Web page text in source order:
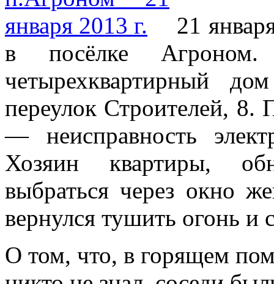
21
в посёлке Агроном.
четырехквартирный
переулок Строителей, 8.
— неисправность
Хозяин квартиры,
выбраться через окно
вернулся тушить огонь и
О том, что, в горящем